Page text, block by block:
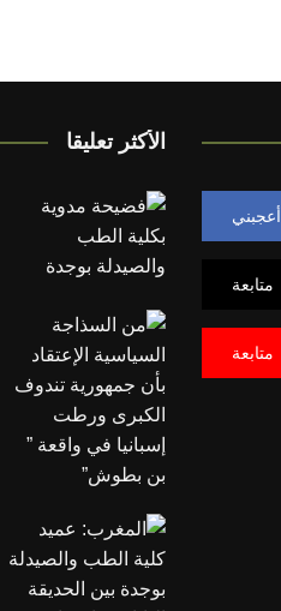
أعجبني
متابعة
متابعة
الأكثر تعليقا